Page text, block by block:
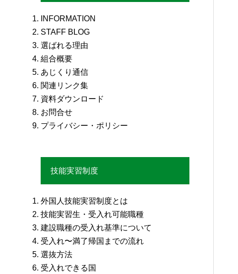
INFORMATION
STAFF BLOG
選ばれる理由
組合概要
あじくり通信
関連リンク集
資料ダウンロード
お問合せ
プライバシー・ポリシー
技能実習制度
外国人技能実習制度とは
技能実習生・受入れ可能職種
建設職種の受入れ基準について
受入れ〜満了帰国までの流れ
選抜方法
受入れできる国